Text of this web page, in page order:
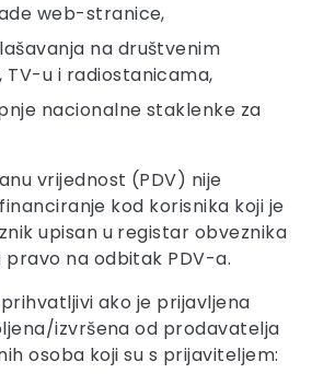
web-stranice,
na društvenim
TV-u i radiostanicama,
nacionalne staklenke za
vrijednost (PDV) nije
kod korisnika koji je
upisan u registar obveznika
pravo na odbitak PDV-a.
ako je prijavljena
izvršena od prodavatelja
osoba koji su s prijaviteljem: